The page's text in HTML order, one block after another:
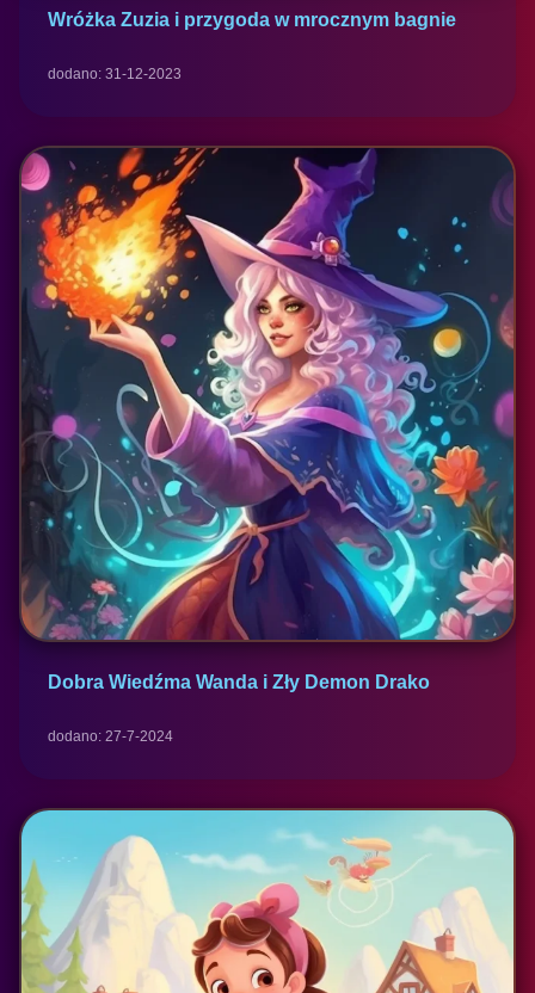
Wróżka Zuzia i przygoda w mrocznym bagnie
dodano: 31-12-2023
Dobra Wiedźma Wanda i Zły Demon Drako
dodano: 27-7-2024